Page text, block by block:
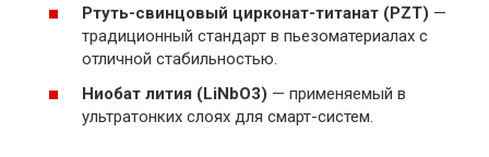
Ртуть-свинцовый цирконат-титанат (PZT) —
традиционный стандарт в пьезоматериалах с
отличной стабильностью.
Ниобат лития (LiNbO3) — применяемый в
ультратонких слоях для смарт-систем.